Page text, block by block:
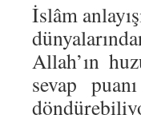
İslâm
Allah’ın
sevap